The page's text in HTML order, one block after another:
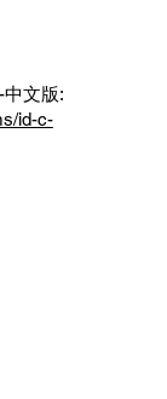
文版:
id-c-